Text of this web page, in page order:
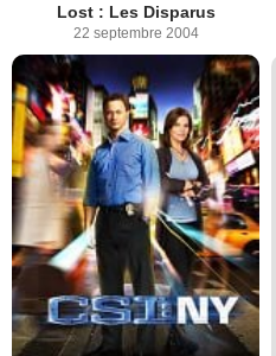
Lost : Les Disparus
22 septembre 2004